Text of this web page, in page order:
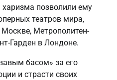
харизма позволили ему
театров мира,
Метрополитен-
Гарден в Лондоне.
басом» за его
и страсти своих